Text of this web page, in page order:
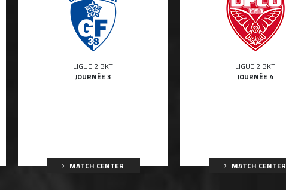
LIGUE 2 BKT
JOURNÉE 3
MATCH CENTER
LIGUE 2 BKT
JOURNÉE 4
MATCH CENTER